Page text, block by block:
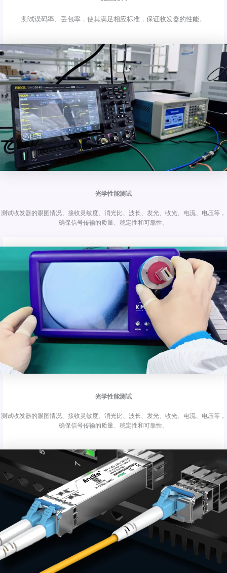
测试误码率、丢包率，使其满足相应标准，保证收发器的性能。
光学性能测试
测试收发器的眼图情况、接收灵敏度、消光比、波长、发光、收光、电流、电压等，
确保信号传输的质量、稳定性和可靠性。
光学性能测试
测试收发器的眼图情况、接收灵敏度、消光比、波长、发光、收光、电流、电压等，
确保信号传输的质量、稳定性和可靠性。